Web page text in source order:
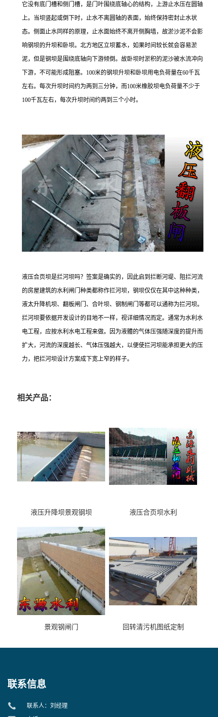
它没有底门槽和侧门槽，是门叶围绕底轴心的结构，上游止水压在圆轴
上。当坝竖起或倒下时，止水不离圆轴的表面，始终保持密封止水状
态。侧面止水同样的原理，止水面始终不离开侧胸墙，故淤沙泥不会影
响钢坝的升坝和卧坝。北方地区立坝蓄水，如果时间较长就会容易淤
泥，但是钢坝是围绕底轴向下游倾倒。故卧坝时淤积的泥沙被水流冲向
下游，不可能形成阻塞。 100米的钢坝升坝和卧坝用电负荷量在60千瓦
左右。每次升坝时间约为两到三分钟，而100米橡胶坝电负荷量不少于
100千瓦左右，每次升坝时间约两到三个小时。
液压合页坝是拦河坝吗？签案是确实的，因此启到拦断河堤、阻拦河流
的房屋建筑的水利闸门种类都称作拦河坝，钢坝仅仅在其中这种种类，
液太升降机坝、翻板闸门、合叶坝、钢制闸门等都可以通称为拦河坝。
拦河坝要依据开发设计的目地不一样，视详细情况而定。通常为水利水
电工程，应按水利水电工程来做。因为液體的气体压强随深度的提升而
扩大，河流的深度越长、气体压强越大，以便使拦河坝能承担更大的压
力，把拦河坝设计方案成下宽上窄的样子。
相关产品：
液压升降坝景观钢坝 液压合页坝水利
景观钢闸门 回转清污机图纸定制
联系信息
联系人：刘经理